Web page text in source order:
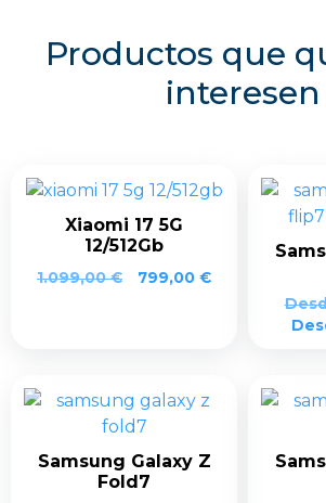
Productos que
interesen
Xiaomi 17 5G
12/512Gb
1.099,00€ 799,00 €
Samsung Galaxy Z
Fold7